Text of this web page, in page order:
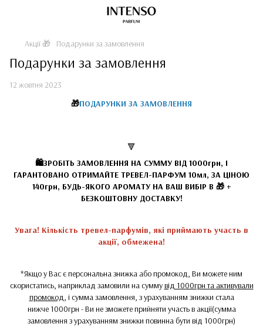
Акції 🎁 Подарунки за замовлення
Подарунки за замовлення
12 жовтня 2023
🎁ПОДАРУНКИ ЗА ЗАМОВЛЕННЯ
🔻
🛍️ЗРОБІТЬ ЗАМОВЛЕННЯ НА СУММУ ВІД 1000грн, І
ГАРАНТОВАНО ОТРИМАЙТЕ ТРЕВЕЛ-ПАРФУМ 10мл, ЗА ЦІНОЮ
140грн, БУДЬ-ЯКОГО АРОМАТУ НА ВАШ ВИБІР В 🎁 +
БЕЗКОШТОВНУ ДОСТАВКУ!
Увага! Кількість тревел-парфумів, які приймають участь в
акції, обмежена!
*Якщо у Вас є персональна знижка або промокод, Ви можете ним
скористатись, наприклад замовили на суммувід 1000грн та активували
промокод, і сумма замовлення, з урахуванням знижки стала
нижче 1000грн - Ви не зможете прийняти участь в акції(сумма
замовлення з урахуванням знижки повинна бути від 1000грн)